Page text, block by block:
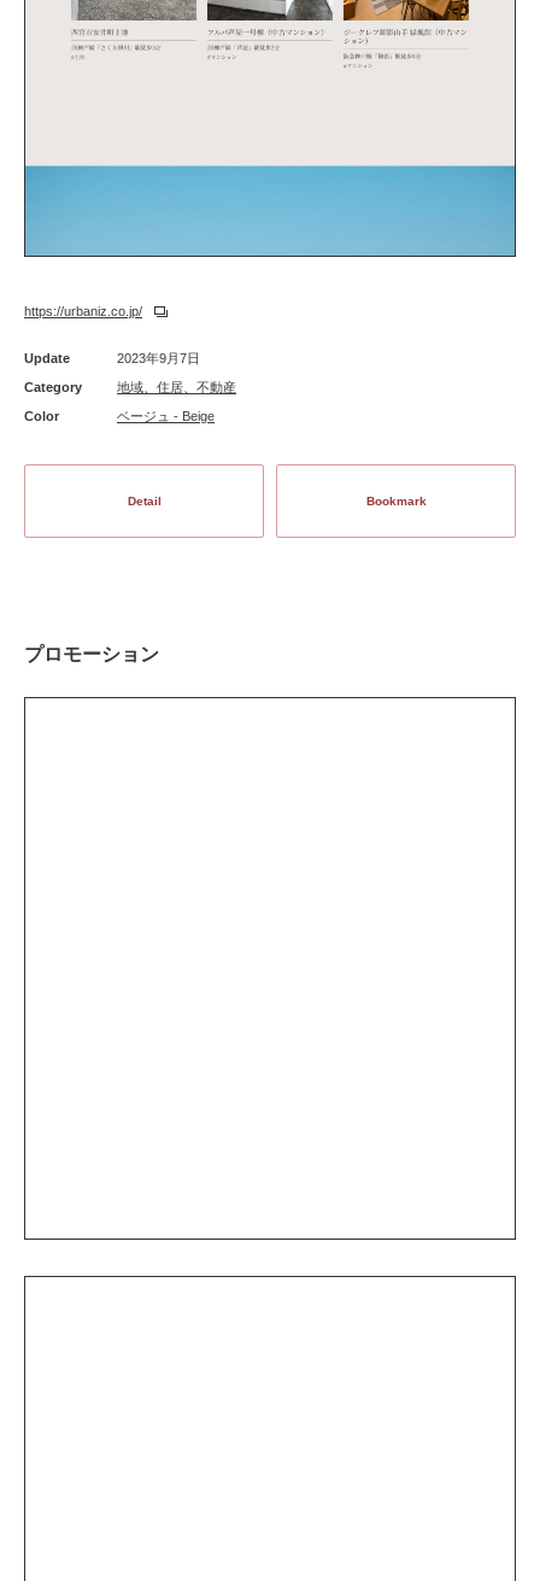
https://urbaniz.co.jp/
Update
2023年9月7日
Category
地域、住居、不動産
Color
ベージュ - Beige
Detail Bookmark
プロモーション